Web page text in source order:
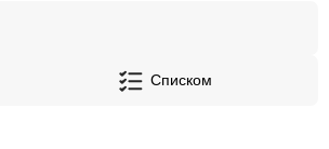
Списком